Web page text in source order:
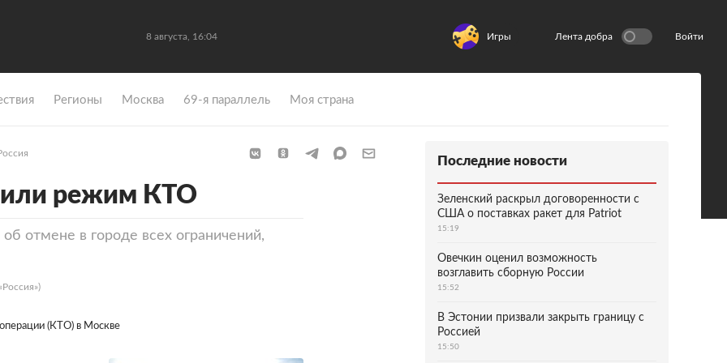
8 августа, 16:04 Игры Лента добра Войти
Регионы Москва 69-я параллель Моя страна
режим КТО
отмене в городе всех ограничений,
(КТО) в Москве
Последние новости
Зеленский раскрыл договоренности с
США о поставках ракет для Patriot
15:19
Овечкин оценил возможность
возглавить сборную России
15:52
В Эстонии призвали закрыть границу с
Россией
15:50